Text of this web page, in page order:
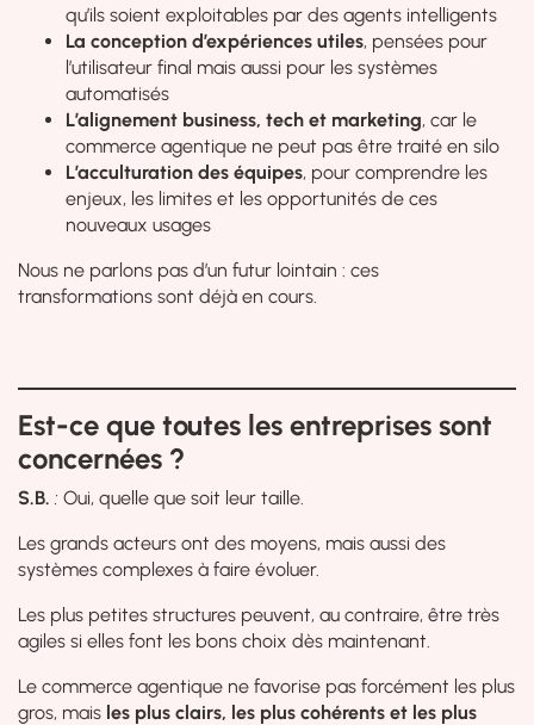
qu’ils soient exploitables par des agents intelligents
La conception d’expériences utiles, pensées pour
l’utilisateur final mais aussi pour les systèmes
automatisés
L’alignement business, tech et marketing, car le
commerce agentique ne peut pas être traité en silo
L’acculturation des équipes, pour comprendre les
enjeux, les limites et les opportunités de ces
nouveaux usages
Nous ne parlons pas d’un futur lointain : ces
transformations sont déjà en cours.
Est-ce que toutes les entreprises sont
concernées ?
S.B. : Oui, quelle que soit leur taille.
Les grands acteurs ont des moyens, mais aussi des
systèmes complexes à faire évoluer.
Les plus petites structures peuvent, au contraire, être très
agiles si elles font les bons choix dès maintenant.
Le commerce agentique ne favorise pas forcément les plus
gros, mais les plus clairs, les plus cohérents et les plus